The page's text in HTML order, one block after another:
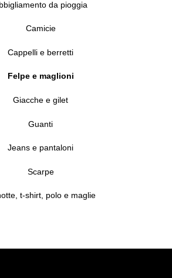
da pioggia
Camicie
Cappelli e berretti
Felpe e maglioni
Giacche e gilet
Guanti
Jeans e pantaloni
Scarpe
t-shirt, polo e maglie